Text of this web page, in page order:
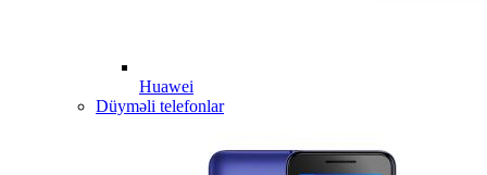
Huawei
Düyməli telefonlar